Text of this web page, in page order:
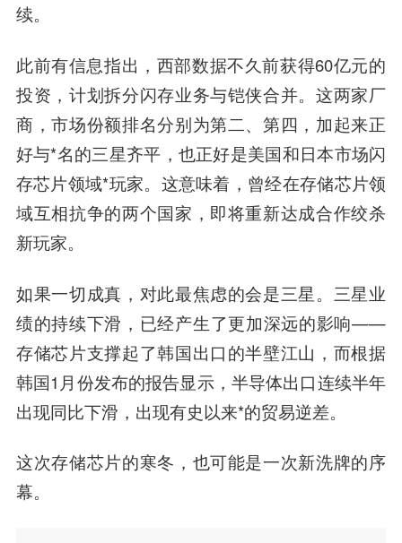
续。
此前有信息指出，西部数据不久前获得60亿元的
投资，计划拆分闪存业务与铠侠合并。这两家厂
商，市场份额排名分别为第二、第四，加起来正
好与*名的三星齐平，也正好是美国和日本市场闪
存芯片领域*玩家。这意味着，曾经在存储芯片领
域互相抗争的两个国家，即将重新达成合作绞杀
新玩家。
如果一切成真，对此最焦虑的会是三星。三星业
绩的持续下滑，已经产生了更加深远的影响——
存储芯片支撑起了韩国出口的半壁江山，而根据
韩国1月份发布的报告显示，半导体出口连续半年
出现同比下滑，出现有史以来*的贸易逆差。
这次存储芯片的寒冬，也可能是一次新洗牌的序
幕。